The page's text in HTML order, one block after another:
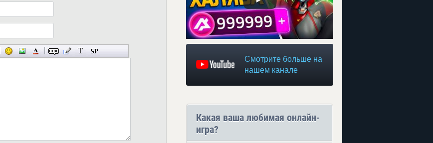
Смотрите больше на
нашем канале
Какая ваша любимая онлайн-
игра?